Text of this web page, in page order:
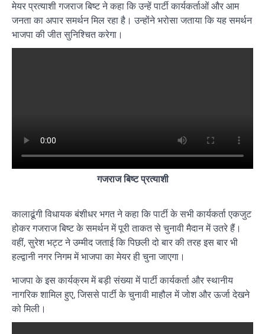
मेयर प्रत्याशी गजराज बिष्ट ने कहा कि उन्हें पार्टी कार्यकर्ताओं और आम
जनता का अपार समर्थन मिल रहा है। उन्होंने भरोसा जताया कि यह समर्थन
भाजपा की जीत सुनिश्चित करेगा।
गजराज बिष्ट प्रत्याशी
कालाढूंगी विधायक बंशीधर भगत ने कहा कि पार्टी के सभी कार्यकर्ता एकजुट
होकर गजराज बिष्ट के समर्थन में पूरी ताकत से चुनावी मैदान में उतरे हैं।
वहीं, सुरेश भट्ट ने उम्मीद जताई कि पिछली दो बार की तरह इस बार भी
हल्द्वानी नगर निगम में भाजपा का मेयर ही चुना जाएगा।
भाजपा के इस कार्यक्रम में बड़ी संख्या में पार्टी कार्यकर्ता और स्थानीय
नागरिक शामिल हुए, जिससे पार्टी के चुनावी माहौल में जोश और ऊर्जा देखने
को मिली।